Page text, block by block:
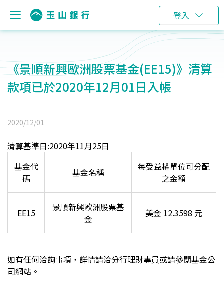
登入
《景順新興歐洲股票基金(EE15)》清算
款項已於2020年12月01日入帳
2020/12/01
清算基準日:2020年11月25日
基金代
碼
基金名稱
每受益權單位可分配
之金額
EE15
景順新興歐洲股票基
金
美金 12.3598 元
如有任何洽詢事項，詳情請洽分行理財專員或請參閱基金公
司網站。